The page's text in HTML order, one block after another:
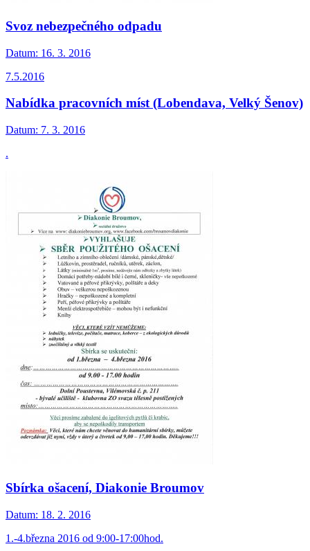
Svoz nebezpečného odpadu
Datum: 16. 3. 2016
7.5.2016
Nabídka pracovních míst (Lobendava, Velký Šenov)
Datum: 7. 3. 2016
.
Sbírka ošacení, Diakonie Broumov
Datum: 18. 2. 2016
1.-4.března 2016 od 9:00-17:00hod.